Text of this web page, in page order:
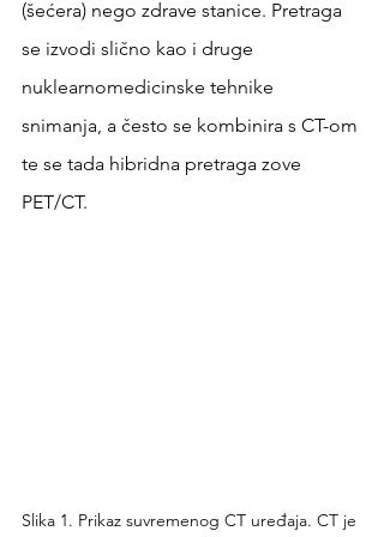
(šećera) nego zdrave stanice. Pretraga
se izvodi slično kao i druge
nuklearnomedicinske tehnike
snimanja, a često se kombinira s CT-om
te se tada hibridna pretraga zove
PET/CT.
Slika 1. Prikaz suvremenog CT uređaja. CT je